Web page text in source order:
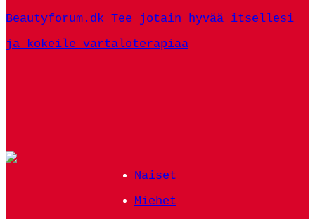
Beautyforum.dk Tee jotain hyvää itsellesi
ja kokeile vartaloterapiaa
Naiset
Miehet